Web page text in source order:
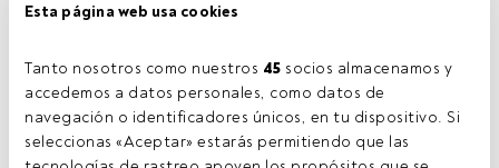
Esta página web usa cookies
Tanto nosotros como nuestros 45 socios almacenamos y
accedemos a datos personales, como datos de
navegación o identificadores únicos, en tu dispositivo. Si
seleccionas «Aceptar» estarás permitiendo que las
Tiempo lectura: